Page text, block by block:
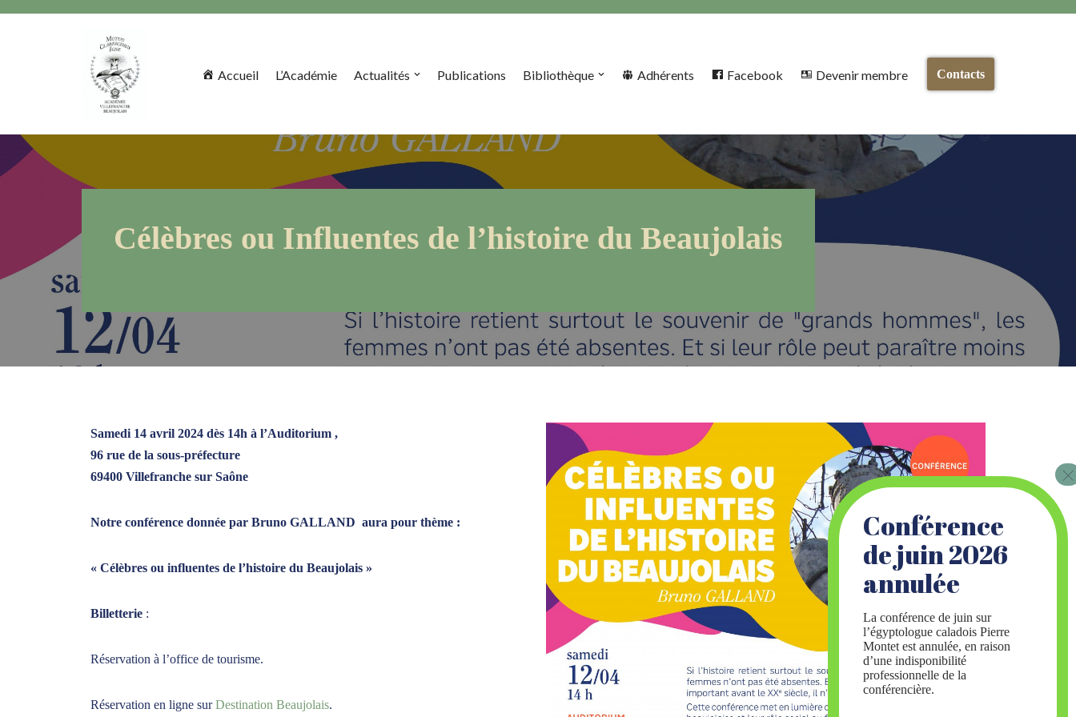
Accueil L’Académie Actualités Publications Bibliothèque Adhérents Facebook Devenir membre Contacts
Célèbres ou Influentes de l’histoire du Beaujolais
Samedi 14 avril 2024dès 14h à l’Auditorium ,
96 rue de la sous-préfecture
69400 Villefranche sur Saône
Notre conférence donnée par Bruno GALLAND aura pour thème :
« Célèbres ou influentes de l’histoire du Beaujolais »
Billetterie :
Réservation à l’office de tourisme.
Réservation en ligne surDestination Beaujolais.
La conférence de juin sur
l’égyptologue caladois Pierre
Montet est annulée, en raison
d’une indisponibilité
professionnelle de la
conférencière.